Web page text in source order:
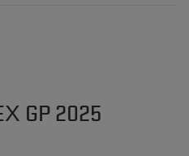
GP 2025